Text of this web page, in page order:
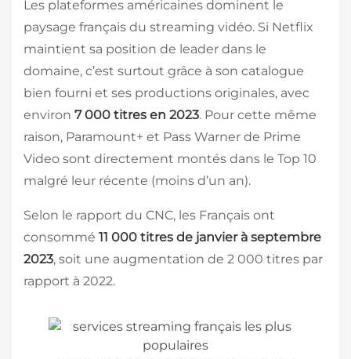
Les plateformes américaines dominent le
paysage français du streaming vidéo. Si Netflix
maintient sa position de leader dans le
domaine, c’est surtout grâce à son catalogue
bien fourni et ses productions originales, avec
environ 7 000 titres en 2023. Pour cette même
raison, Paramount+ et Pass Warner de Prime
Video sont directement montés dans le Top 10
malgré leur récente (moins d’un an).
Selon le rapport du CNC, les Français ont
consommé 11 000 titres de janvier à septembre
2023, soit une augmentation de 2 000 titres par
rapport à 2022.